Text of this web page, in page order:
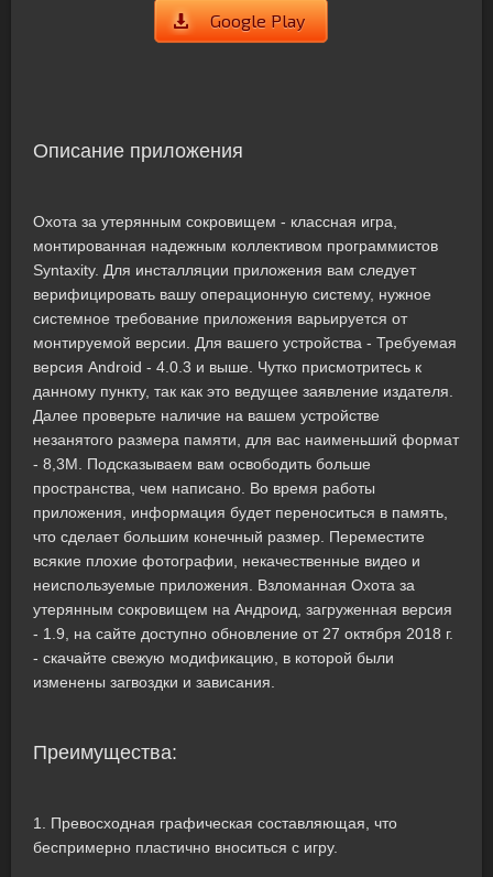
Google Play
Описание приложения
Охота за утерянным сокровищем - классная игра,
монтированная надежным коллективом программистов
Syntaxity. Для инсталляции приложения вам следует
верифицировать вашу операционную систему, нужное
системное требование приложения варьируется от
монтируемой версии. Для вашего устройства - Требуемая
версия Android - 4.0.3 и выше. Чутко присмотритесь к
данному пункту, так как это ведущее заявление издателя.
Далее проверьте наличие на вашем устройстве
незанятого размера памяти, для вас наименьший формат
- 8,3M. Подсказываем вам освободить больше
пространства, чем написано. Во время работы
приложения, информация будет переноситься в память,
что сделает большим конечный размер. Переместите
всякие плохие фотографии, некачественные видео и
неиспользуемые приложения. Взломанная Охота за
утерянным сокровищем на Андроид, загруженная версия
- 1.9, на сайте доступно обновление от 27 октября 2018 г.
- скачайте свежую модификацию, в которой были
изменены загвоздки и зависания.
Преимущества:
1. Превосходная графическая составляющая, что
беспримерно пластично вноситься с игру.